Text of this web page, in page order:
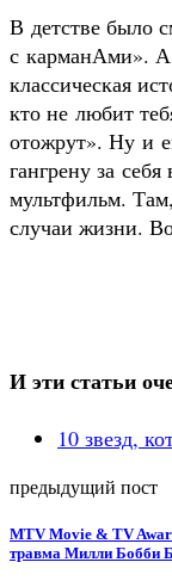
В детстве было
с карманАми».
классическая
кто не любит
отожрут». Ну и
гангрену за
мультфильм.
случаи жизни.
И эти статьи
10 звезд,
предыдущий пост
MTV Movie & TV
травма Милли Бобби